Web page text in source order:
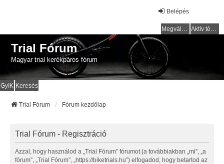
Belépés
Megválaszolatlan témák Aktív témák
Trial Fórum
Magyar trial kerékpáros fórum
GyIK Keresés
Trial Fórum Fórum kezdőlap
Trial Fórum - Regisztráció
Azzal, hogy használod a „Trial Fórum” fórumot (a továbbiakban „mi”, „a
fórum”, „Trial Fórum”, „https://biketrials.hu”) elfogadod, hogy betartod az